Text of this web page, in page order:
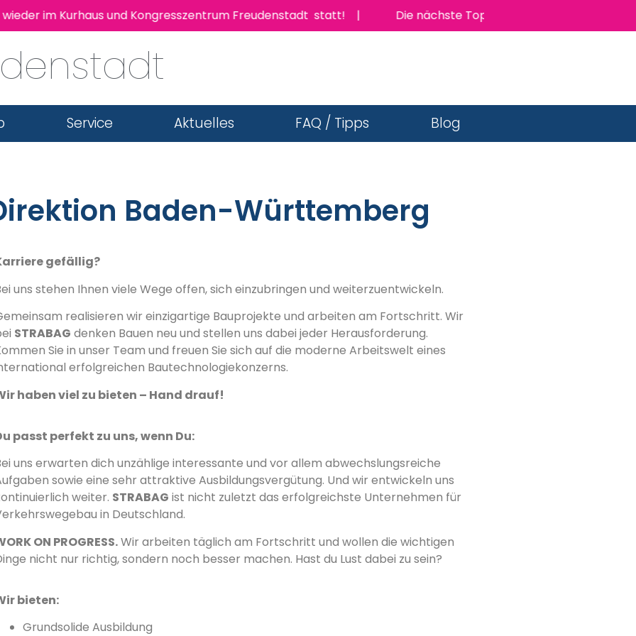
im Kurhaus und Kongresszentrum Freudenstadt statt! | Die nächste TopJob Messe findet am
Service Aktuelles FAQ / Tipps Blog
Baden-Württemberg
gefällig?
uns stehen Ihnen viele Wege offen, sich einzubringen und weiterzuentwickeln.
realisieren wir einzigartige Bauprojekte und arbeiten am Fortschritt. Wir
STRABAG denken Bauen neu und stellen uns dabei jeder Herausforderung.
Sie in unser Team und freuen Sie sich auf die moderne Arbeitswelt eines
erfolgreichen Bautechnologiekonzerns.
haben viel zu bieten – Hand drauf!
passt perfekt zu uns, wenn Du:
uns erwarten dich unzählige interessante und vor allem abwechslungsreiche
sowie eine sehr attraktive Ausbildungsvergütung. Und wir entwickeln uns
weiter. STRABAG ist nicht zuletzt das erfolgreichste Unternehmen für
in Deutschland.
ON PROGRESS.Wir arbeiten täglich am Fortschritt und wollen die wichtigen
nicht nur richtig, sondern noch besser machen. Hast du Lust dabei zu sein?
bieten:
Grundsolide Ausbildung